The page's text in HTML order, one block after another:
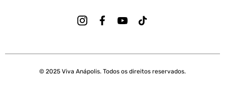
© 2025 Viva Anápolis. Todos os direitos reservados.